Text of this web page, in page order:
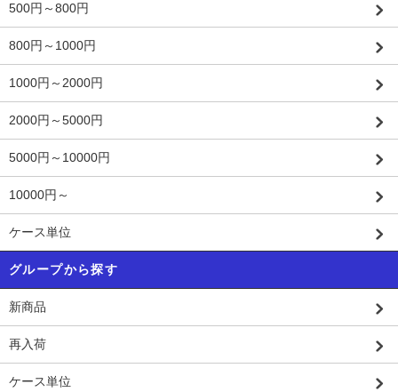
500円～800円
800円～1000円
1000円～2000円
2000円～5000円
5000円～10000円
10000円～
ケース単位
グループから探す
新商品
再入荷
ケース単位